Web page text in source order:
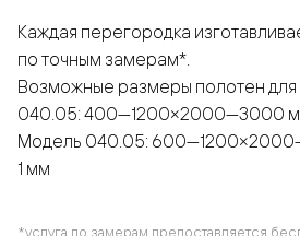
Каждая перегородка
по точным замерам*.
Возможные размеры полотен
040.05: 400—1200×2000—3000
Модель 040.05:
1 мм
*услуга по замерам предоставляется